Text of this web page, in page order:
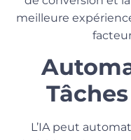
meilleure
L’IA peut